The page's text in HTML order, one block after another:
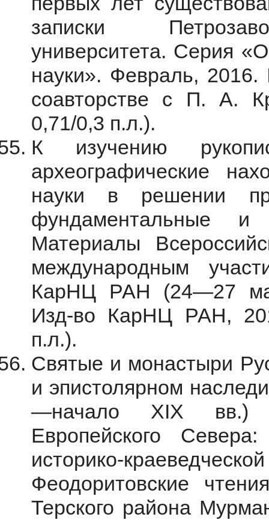
записки
университета. Серия
науки». Февраль,
соавторстве с П. А.
0,71/0,3 п.л.).
К изучению
археографические
науки в решении
фундаментальные и
Материалы
международным
КарНЦ РАН (24—27
Изд-во КарНЦ РАН,
п.л.).
Святые и монастыри
и эпистолярном
—начало XIX вв.)
Европейского
историко-
Феодоритовские
Терского района